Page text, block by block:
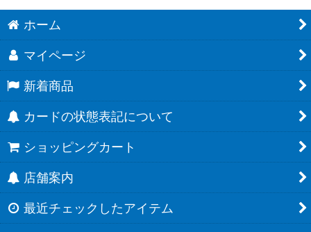
ホーム
マイページ
新着商品
カードの状態表記について
ショッピングカート
店舗案内
最近チェックしたアイテム